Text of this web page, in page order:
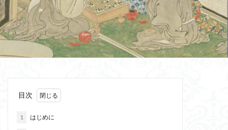
目次
1 はじめに